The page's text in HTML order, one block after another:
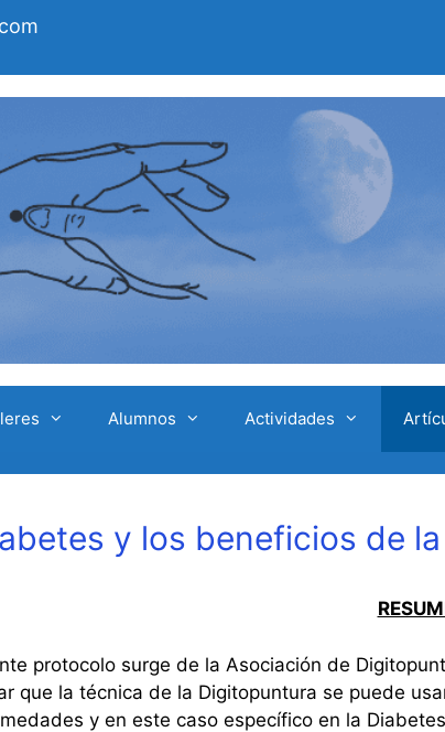
Alumnos Actividades
y los beneficios de
protocolo surge de la Asociación de
que la técnica de la Digitopuntura se puede
y en este caso específico en la